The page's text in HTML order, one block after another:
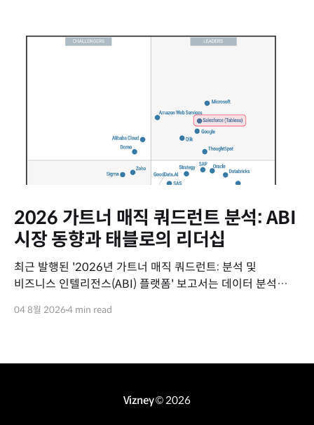
2026 가트너 매직 쿼드런트 분석: ABI
시장 동향과 태블로의 리더십
최근 발행된 '2026년 가트너 매직 쿼드런트: 분석 및
비즈니스 인텔리전스(ABI) 플랫폼' 보고서는 데이터 분석
이번 보고서를 통해 ABI 시장의 변화 흐름과 세일즈포스
04 8월 20264 min read
Vizney© 2026